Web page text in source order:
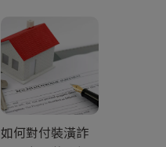
如何對付裝潢詐